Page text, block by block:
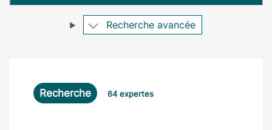
e
Recherche avancée
Recherche 64 expertes